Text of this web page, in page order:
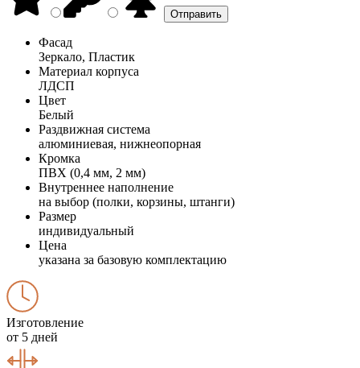
Фасад
Зеркало, Пластик
Материал корпуса
ЛДСП
Цвет
Белый
Раздвижная система
алюминиевая, нижнеопорная
Кромка
ПВХ (0,4 мм, 2 мм)
Внутреннее наполнение
на выбор (полки, корзины, штанги)
Размер
индивидуальный
Цена
указана за базовую комплектацию
Изготовление
от 5 дней